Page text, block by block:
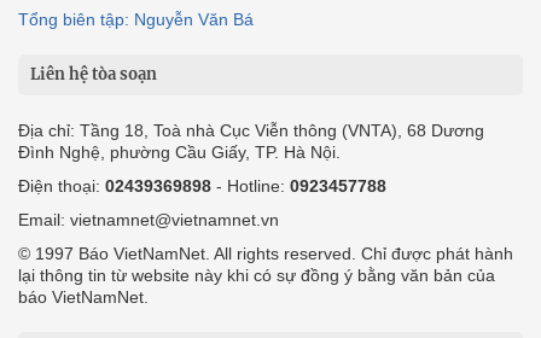
Tổng biên tập: Nguyễn Văn Bá
Liên hệ tòa soạn
Địa chỉ: Tầng 18, Toà nhà Cục Viễn thông (VNTA), 68 Dương
Đình Nghệ, phường Cầu Giấy, TP. Hà Nội.
Điện thoại: 02439369898 - Hotline: 0923457788
Email: vietnamnet@vietnamnet.vn
© 1997 Báo VietNamNet. All rights reserved. Chỉ được phát hành
lại thông tin từ website này khi có sự đồng ý bằng văn bản của
báo VietNamNet.